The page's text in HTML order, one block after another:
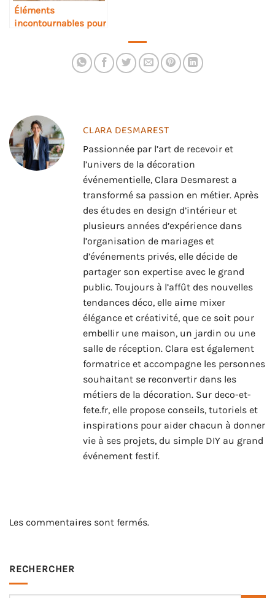
Éléments
incontournables pour
CLARA DESMAREST
Passionnée par l’art de recevoir et
l’univers de la décoration
événementielle, Clara Desmarest a
transformé sa passion en métier. Après
des études en design d’intérieur et
plusieurs années d’expérience dans
l’organisation de mariages et
d’événements privés, elle décide de
partager son expertise avec le grand
public. Toujours à l’affût des nouvelles
tendances déco, elle aime mixer
élégance et créativité, que ce soit pour
embellir une maison, un jardin ou une
salle de réception. Clara est également
formatrice et accompagne les personnes
souhaitant se reconvertir dans les
métiers de la décoration. Sur deco-et-
fete.fr, elle propose conseils, tutoriels et
inspirations pour aider chacun à donner
vie à ses projets, du simple DIY au grand
événement festif.
Les commentaires sont fermés.
RECHERCHER